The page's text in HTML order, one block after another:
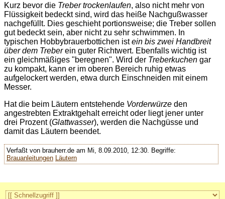
Kurz bevor die Treber trockenlaufen, also nicht mehr von
Flüssigkeit bedeckt sind, wird das heiße Nachgußwasser
nachgefüllt. Dies geschieht portionsweise; die Treber sollen
gut bedeckt sein, aber nicht zu sehr schwimmen. In
typischen Hobbybrauerbottichen istein bis zwei Handbreit
über dem Treberein guter Richtwert. Ebenfalls wichtig ist
ein gleichmäßiges "beregnen". Wird der Treberkuchen gar
zu kompakt, kann er im oberen Bereich ruhig etwas
aufgelockert werden, etwa durch Einschneiden mit einem
Messer.
Hat die beim Läutern entstehende Vorderwürze den
angestrebten Extraktgehalt erreicht oder liegt jener unter
drei Prozent (Glattwasser), werden die Nachgüsse und
damit das Läutern beendet.
Verfaßt von brauherr.de am Mi, 8.09.2010, 12:30. Begriffe:
Brauanleitungen Läutern